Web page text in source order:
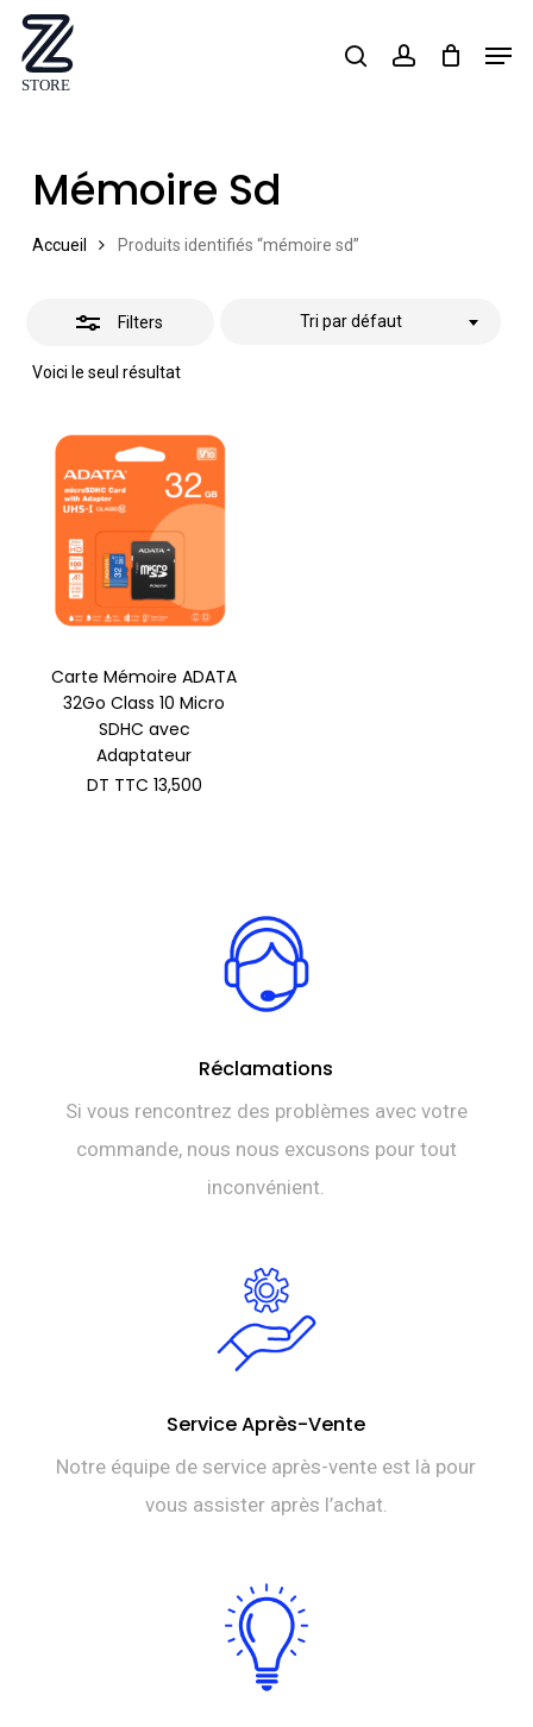
Skip
main
searchaccount
Mémoire Sd
Accueil Produits identifiés “mémoire sd”
Filters
Voici le seul résultat
Tri par défaut
Close
Carte Mémoire ADATA
32Go Class 10 Micro
SDHC avec
Adaptateur
DT TTC 13,500
Réclamations
Si vous rencontrez des problèmes avec votre
commande, nous nous excusons pour tout
inconvénient.
Service Après-Vente
Notre équipe de service après-vente est là pour
vous assister après l’achat.